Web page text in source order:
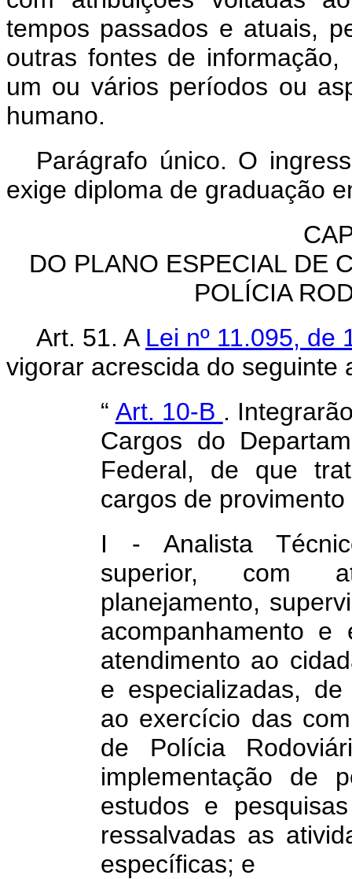
tempos passados e atuais,
outras fontes de
um ou vários períodos ou
humano.
Parágrafo único. O
exige diploma de graduação
DO PLANO ESPECIAL DE
POLÍCIA
Art. 51. A Lei nº 11.095,
vigorar acrescida do seguinte
“ Art. 10-B .
Cargos do
Federal, de que
cargos de
I - Analista
superior, com
planejamento,
acompanhamento e
atendimento ao
e especializadas,
ao exercício das
de Polícia
implementação de
estudos e
ressalvadas as
específicas; e